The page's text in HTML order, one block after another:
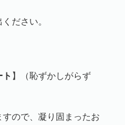
ださい。
ト 】（恥ずかしがらず
ので、凝り固まったお